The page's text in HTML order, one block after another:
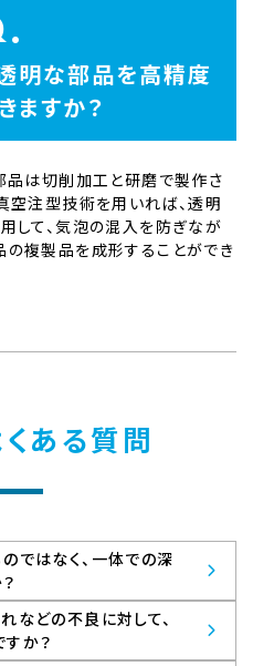
明な部品を高精度
ますか？
品は切削加工と研磨で製作さ
空注型技術を用いれば、透明
して、気泡の混入を防ぎなが
複製品を成形することができ
ある質問
ではなく、一体での深
などの不良に対して、
か？